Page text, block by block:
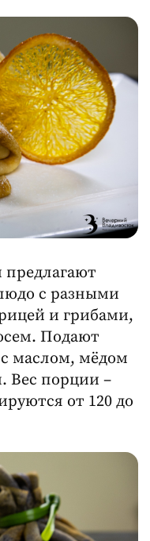
предлагают
с разными
и грибами,
Подают
маслом, мёдом
Вес порции –
от 120 до